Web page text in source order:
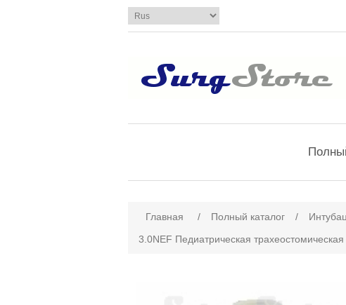
Главная / Полный каталог /
3.0NEF Педиатрическая